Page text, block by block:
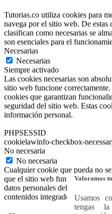
Valoramos
Usamos
tengas
Tutorias.co utiliza cookies para
navega por el sitio web. De estas
clasifican como necesarias se
son esenciales para el
Necesarias
Necesarias
Siempre activado
Las cookies necesarias son
sitio web funcione
cookies que garantizan
seguridad del sitio web. Estas
información personal.
PHPSESSID
cookielawinfo-checkbox-
No necesaria
No necesaria
Cualquier cookie que pueda no
que el sitio web funcione y se
datos personales del usuario a
contenidos integrados se